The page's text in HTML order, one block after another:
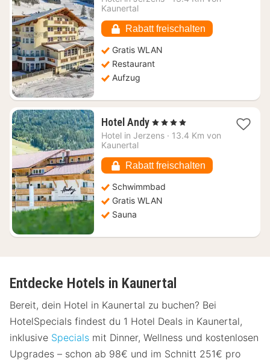
Kaunertal
Rabatt freischalten
Gratis WLAN
Restaurant
Aufzug
Hotel Andy1
Nacht
€
, 4 Sterne
Hotel in Jerzens · 13.4 Km von
Kaunertal
Rabatt freischalten
Schwimmbad
Gratis WLAN
Sauna
Entdecke Hotels in Kaunertal
Bereit, dein Hotel in Kaunertal zu buchen? Bei
HotelSpecials findest du 1 Hotel Deals in Kaunertal,
inklusive Specials mit Dinner, Wellness und kostenlosen
Upgrades – schon ab 98€ und im Schnitt 251€ pro